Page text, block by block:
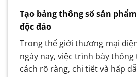
Tạo bảng thông số sản
độc đáo
Trong thế giới thương mại
ngày nay, việc trình bày
cách rõ ràng, chi tiết và hấp